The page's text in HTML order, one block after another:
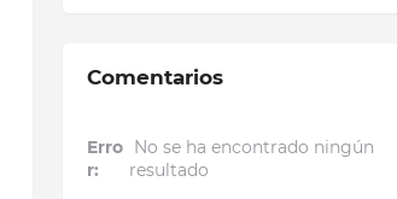
Comentarios
Erro
r:
No se ha encontrado ningún
resultado